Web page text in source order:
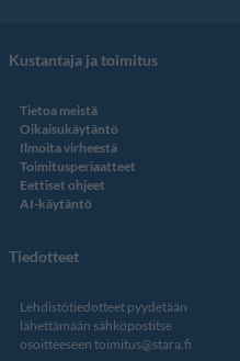
Kustantaja ja toimitus
Tietoa meistä
Oikaisukäytäntö
Ilmoita virheestä
Toimitusperiaatteet
Eettiset ohjeet
AI-käytäntö
Tiedotteet
Lehdistötiedotteet pyydetään
lähettämään sähköpostitse
osoitteeseen toimitus@stara.fi